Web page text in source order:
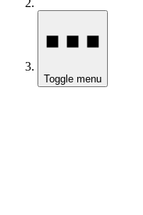
Toggle menu